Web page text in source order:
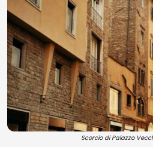
Scorcio di Palazzo